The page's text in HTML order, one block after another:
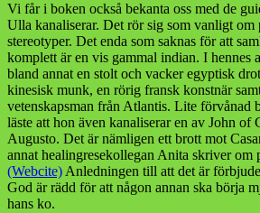
Vi får i boken också bekanta oss med de
Ulla kanaliserar. Det rör sig som vanligt om
stereotyper. Det enda som saknas för att
komplett är en vis gammal indian. I hennes
bland annat en stolt och vacker egyptisk
kinesisk munk, en rörig fransk konstnär
vetenskapsman från Atlantis. Lite förvånad
läste att hon även kanaliserar en av John of
Augusto. Det är nämligen ett brott mot
annat healingresekollegan Anita skriver om
(Webcite) Anledningen till att det är
God är rädd för att någon annan ska börja
hans ko.